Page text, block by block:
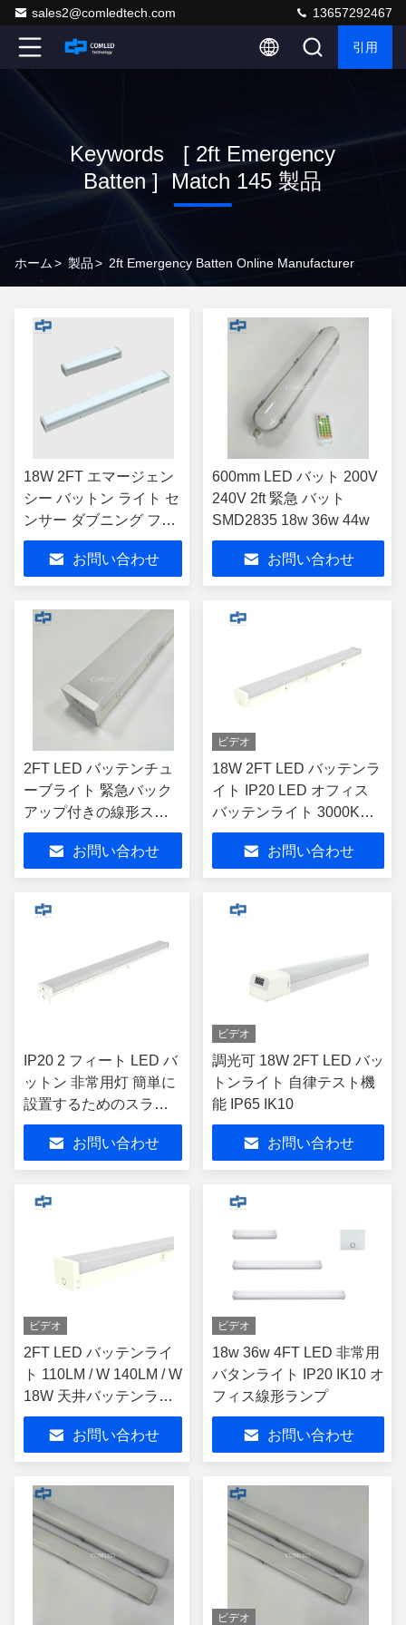
sales2@comledtech.com 13657292467
引用
Keywords [ 2ft Emergency
Batten ] Match 145 製品
ホーム> 製品> 2ft Emergency Batten Online Manufacturer
18W 2FT エマージェン
シー バットン ライト セ
ンサー ダブニング フィ
クチャー 表面マウント
懸垂 リンク可能
お問い合わせ
600mm LED バット 200V
240V 2ft 緊急 バット
SMD2835 18w 36w 44w
お問い合わせ
2FT LED バッテンチュ
ーブライト 緊急バック
アップ付きの線形スト
ライプライト 迅速なイ
ンストールお問い合わせ
ビデオ
18W 2FT LED バッテンラ
イト IP20 LED オフィス
バッテンライト 3000K
4000K 5000K 6000K
お問い合わせ
IP20 2 フィート LED バ
ットン 非常用灯 簡単に
設置するためのスライ
ディング 設置 設計
お問い合わせ
ビデオ
調光可 18W 2FT LED バッ
トンライト 自律テスト機
能 IP65 IK10
お問い合わせ
ビデオ
2FT LED バッテンライ
ト 110LM / W 140LM / W
18W 天井バッテンライ
ト
お問い合わせ
ビデオ
18w 36w 4FT LED 非常用
バタンライト IP20 IK10 オ
フィス線形ランプ
お問い合わせ
ビデオ